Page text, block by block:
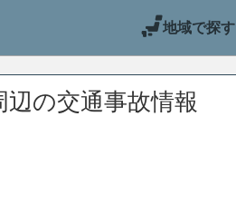
地域で探す
の交通事故情報